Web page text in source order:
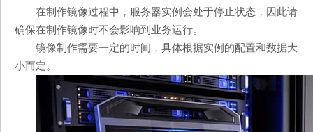
在制作镜像过程中，服务器实例会处于停止状态，因此请
确保在制作镜像时不会影响到业务运行。
镜像制作需要一定的时间，具体根据实例的配置和数据大
小而定。